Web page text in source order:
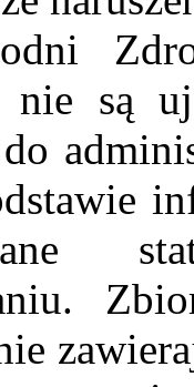
są